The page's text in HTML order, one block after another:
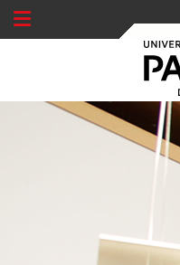
Panneau de gestion des cookies